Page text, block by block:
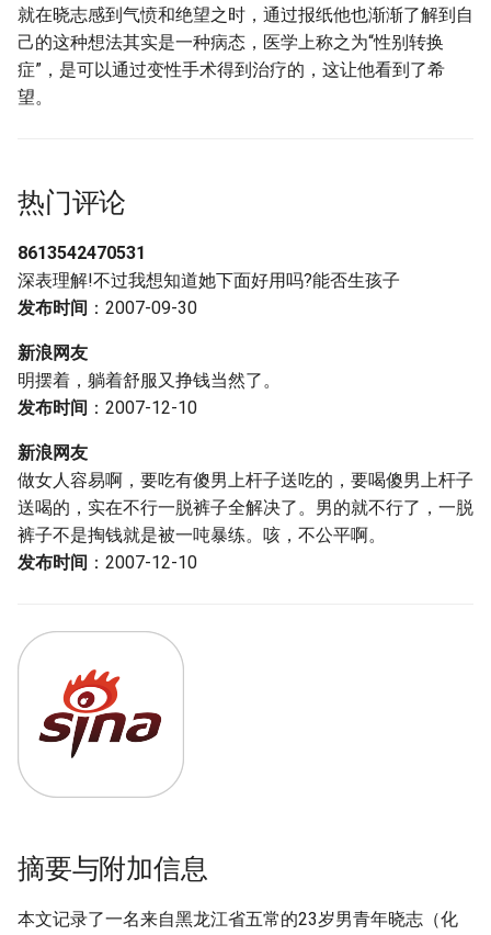
就在晓志感到气愤和绝望之时，通过报纸他也渐渐了解到自
己的这种想法其实是一种病态，医学上称之为“性别转换
症”，是可以通过变性手术得到治疗的，这让他看到了希
望。
热门评论
8613542470531
深表理解!不过我想知道她下面好用吗?能否生孩子
发布时间 ：2007-09-30
新浪网友
明摆着，躺着舒服又挣钱当然了。
发布时间 ：2007-12-10
新浪网友
做女人容易啊，要吃有傻男上杆子送吃的，要喝傻男上杆子
送喝的，实在不行一脱裤子全解决了。男的就不行了，一脱
裤子不是掏钱就是被一吨暴练。咳，不公平啊。
发布时间 ：2007-12-10
摘要与附加信息
本文记录了一名来自黑龙江省五常的23岁男青年晓志（化